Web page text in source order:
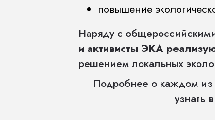
повышение
Наряду с
и активисты ЭКА
решением локальных
Подробнее о каждом из
узнать